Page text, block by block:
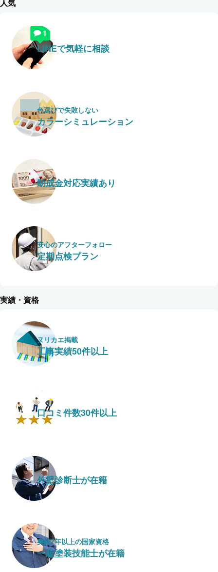
人気
LINEで気軽に相談
色選びで失敗しない
カラーシミュレーション
助成金対応実績あり
安心のアフターフォロー
定期点検プラン
実績・資格
ヌリカエ掲載
工事実績50件以上
口コミ件数30件以上
外壁診断士が在籍
実績7年以上の国家資格
一級塗装技能士が在籍